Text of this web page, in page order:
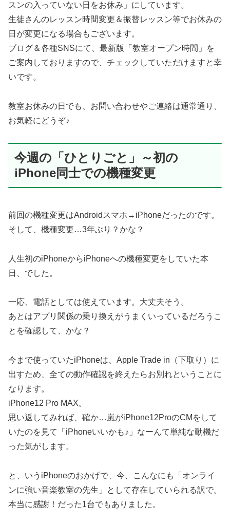
スンの入っていない日をお休み」にしています。
生徒さんのレッスン時間変更＆振替レッスン等でお休みの
日が変更になる場合もございます。
ブログ＆各種SNSにて、最新版「教室オープン時間」を
ご案内しておりますので、チェックしていただけますと幸
いです。
教室お休みの日でも、お問い合わせやご連絡は通常通り、
お気軽にどうぞ♪
今週の「ひとりごと」～初の
iPhone同士での機種変更
前回の機種変更はAndroidスマホ→iPhoneだったのです。
そして、機種変更…3年ぶり？かな？
人生初のiPhoneからiPhoneへの機種変更をしていた本
日、でした。
一応、電話としては使えています。大丈夫そう。
あとはアプリ関係の乗り換えがうまくいっているだろうこ
とを確認して、かな？
今まで使っていたiPhoneは、Apple Trade in（下取り）に
出すため、全ての動作確認を終えたらお別れということに
なります。
iPhone12 Pro MAX。
思い返してみれば、確か…嵐がiPhone12ProのCMをして
いたのを見て「iPhoneいいかも♪」なーんて単純な動機だ
った気がします。
と、いうiPhoneのおかげで、今、こんなにも「オンライ
ンに強い音楽教室の先生」として存在していられる訳で。
本当に感謝！だった1台でもありました。